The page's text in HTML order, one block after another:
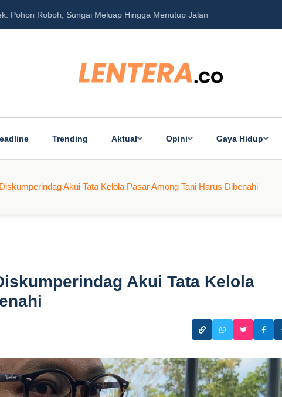
Pohon Roboh, Sungai Meluap Hingga Menutup Jalan
Trending Aktual Opini Gaya Hidup
Akui Tata Kelola Pasar Among Tani Harus Dibenahi
Akui Tata Kelola